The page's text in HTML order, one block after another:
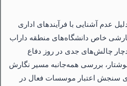
عدم آشنایی با فرآیندهای اداری
خاص دانشگاه‌های منطقه داراب
چالش‌های جدی در روز دفاع
بررسی همه‌جانبه مسیر نگارش
سنجش اعتبار موسسات فعال در